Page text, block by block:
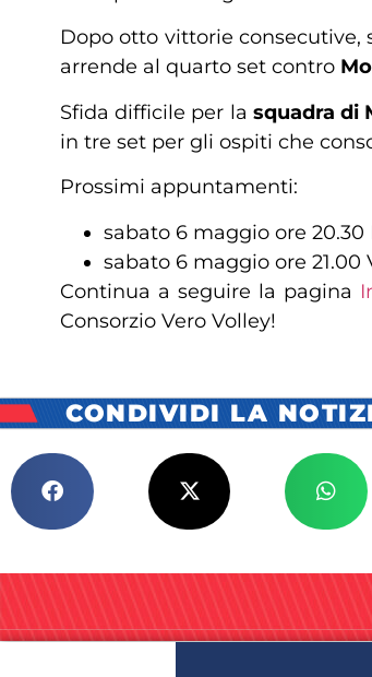
Dopo otto vittorie
arrende al quarto set contro
Sfida difficile per la squadra di
in tre set per gli ospiti che
Prossimi appuntamenti:
sabato 6 maggio ore
sabato 6 maggio ore 21.00
Continua a seguire la pagina
Consorzio Vero Volley!
CONDIVIDI LA